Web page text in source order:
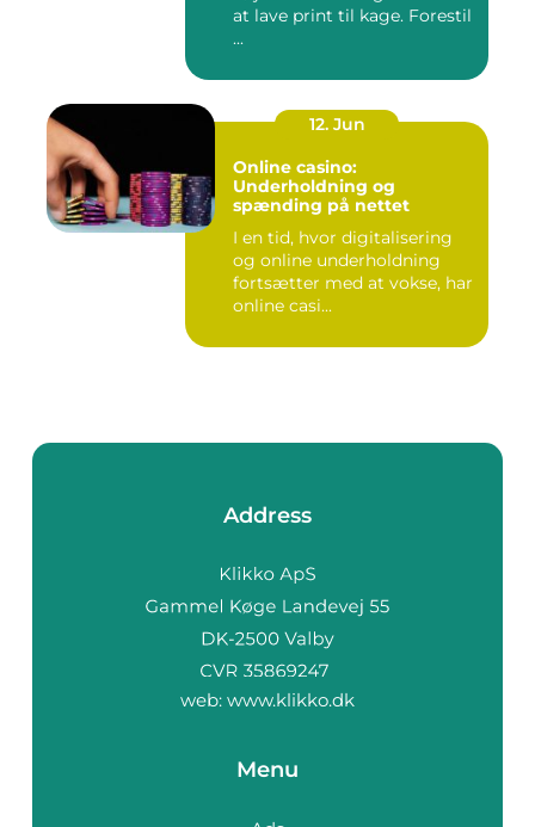
at lave print til kage. Forestil
...
12. Jun
Online casino:
Underholdning og
spænding på nettet
I en tid, hvor digitalisering
og online underholdning
fortsætter med at vokse, har
online casi...
Address
web: www.klikko.dk
Menu